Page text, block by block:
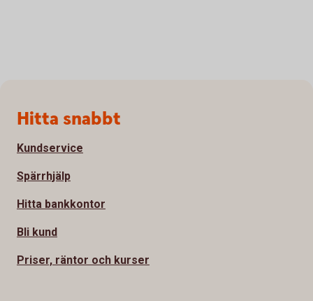
Sidfot
Hitta snabbt
Kundservice
Spärrhjälp
Hitta bankkontor
Bli kund
Priser, räntor och kurser